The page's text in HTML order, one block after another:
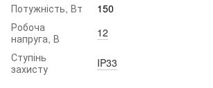
Потужність, Вт
150
Робоча
напруга, В
12
Ступінь
захисту
IP33